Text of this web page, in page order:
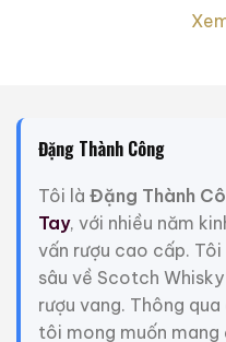
Đặng Thành Công
Tôi là Đặng Thành
Tay, với nhiều năm
vấn rượu cao cấp.
sâu về Scotch
rượu vang. Thông
tôi mong muốn mang